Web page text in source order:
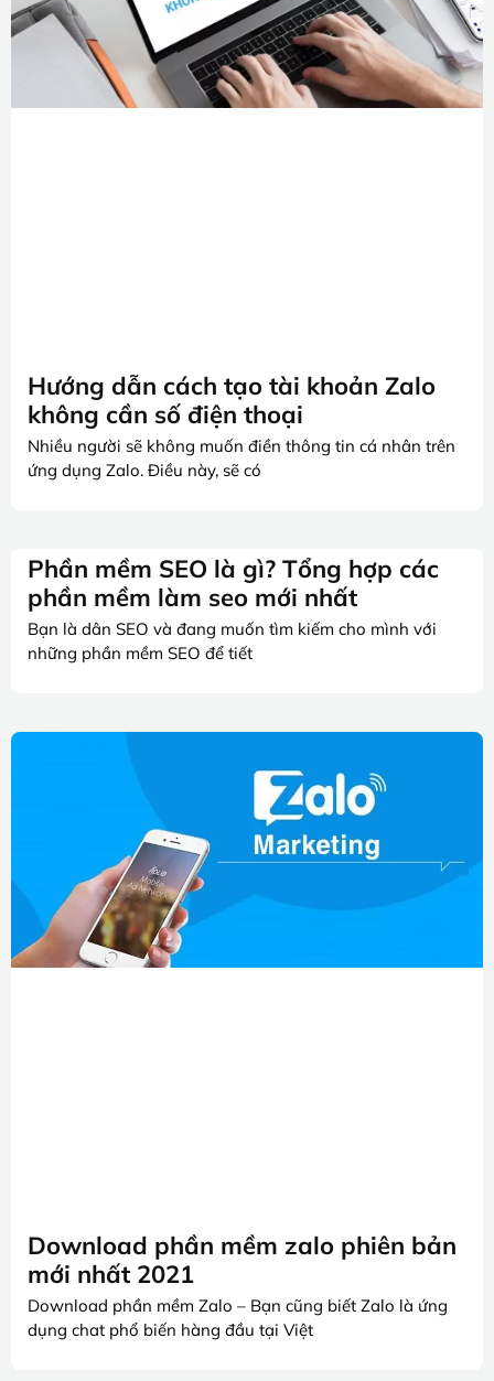
Hướng dẫn cách tạo tài khoản Zalo
không cần số điện thoại
Nhiều người sẽ không muốn điền thông tin cá nhân trên
ứng dụng Zalo. Điều này, sẽ có
Phần mềm SEO là gì? Tổng hợp các
phần mềm làm seo mới nhất
Bạn là dân SEO và đang muốn tìm kiếm cho mình với
những phần mềm SEO để tiết
Download phần mềm zalo phiên bản
mới nhất 2021
Download phần mềm Zalo – Bạn cũng biết Zalo là ứng
dụng chat phổ biến hàng đầu tại Việt